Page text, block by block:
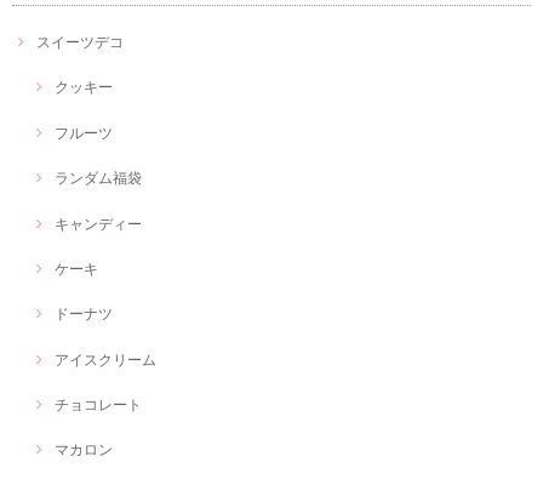
スイーツデコ
クッキー
フルーツ
ランダム福袋
キャンディー
ケーキ
ドーナツ
アイスクリーム
チョコレート
マカロン